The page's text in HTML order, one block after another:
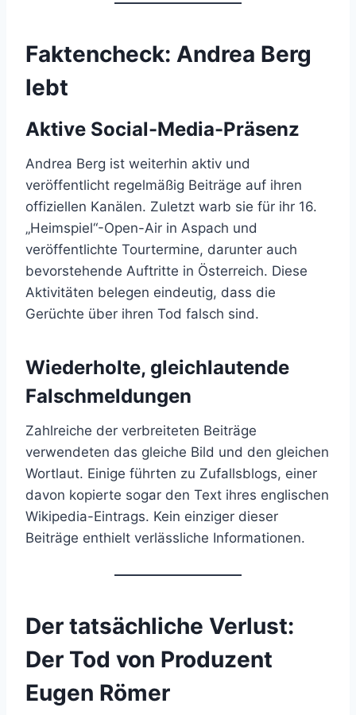
Faktencheck: Andrea Berg
lebt
Aktive Social-Media-Präsenz
Andrea Berg ist weiterhin aktiv und
veröffentlicht regelmäßig Beiträge auf ihren
offiziellen Kanälen. Zuletzt warb sie für ihr 16.
„Heimspiel“-Open-Air in Aspach und
veröffentlichte Tourtermine, darunter auch
bevorstehende Auftritte in Österreich. Diese
Aktivitäten belegen eindeutig, dass die
Gerüchte über ihren Tod falsch sind.
Wiederholte, gleichlautende
Falschmeldungen
Zahlreiche der verbreiteten Beiträge
verwendeten das gleiche Bild und den gleichen
Wortlaut. Einige führten zu Zufallsblogs, einer
davon kopierte sogar den Text ihres englischen
Wikipedia-Eintrags. Kein einziger dieser
Beiträge enthielt verlässliche Informationen.
Der tatsächliche Verlust:
Der Tod von Produzent
Eugen Römer